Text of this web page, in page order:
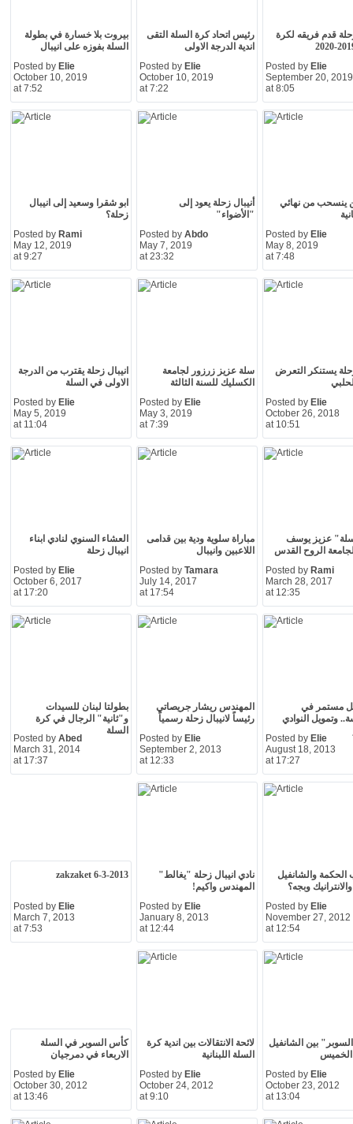
بيروت بلا خسارة في بطولة
السلة بفوزه على انيبال
Posted by Elie
October 10, 2019
at 7:52
رئيس اتحاد كرة السلة التقى
اندية الدرجة الاولى
Posted by Elie
October 10, 2019
at 7:22
قدم فريقه لكرة
Posted by Elie
September 20, 2019
at 8:05
ابو شقرا وسعيد إلى انيبال
زحلة؟
Posted by Rami
May 12, 2019
at 9:27
أنيبال زحلة يعود إلى
"الأضواء"
Posted by Abdo
May 7, 2019
at 23:32
ينسحب من نهائي
Posted by Elie
May 8, 2019
at 7:48
انيبال زحلة يقترب من الدرجة
الاولى في السلة
Posted by Elie
May 5, 2019
at 11:04
سلة عزيز زرزور لجامعة
الكسليك للسنة الثالثة
Posted by Elie
May 3, 2019
at 7:39
يستنكر التعرض
Posted by Elie
October 26, 2018
at 10:51
العشاء السنوي لنادي ابناء
انيبال زحلة
Posted by Elie
October 6, 2017
at 17:20
مباراة سلوية ودية بين قدامى
اللاعبين وانيبال
Posted by Tamara
July 14, 2017
at 17:54
عزيز يوسف
الروح القدس
Posted by Rami
March 28, 2017
at 12:35
بطولتا لبنان للسيدات
و"ثانية" الرجال في كرة
السلة
Posted by Abed
March 31, 2014
at 17:37
المهندس ريشار جريصاتي
رئيساً لانيبال زحلة رسمياً
Posted by Elie
September 2, 2013
at 12:33
مستمر في
وتمويل النوادي
Posted by Elie
August 18, 2013
at 17:27
zakzaket 6-3-2013
Posted by Elie
March 7, 2013
at 7:53
نادي انيبال زحلة "يغالط"
المهندس واكيم!
Posted by Elie
January 8, 2013
at 12:44
الحكمة والشانفيل
وبجه؟
Posted by Elie
November 27, 2012
at 12:54
كأس السوبر في السلة
الاربعاء في دمرجيان
Posted by Elie
October 30, 2012
at 13:46
لائحة الانتقالات بين اندية كرة
السلة اللبنانية
Posted by Elie
October 24, 2012
at 9:10
بين الشانفيل
الخميس
Posted by Elie
October 23, 2012
at 13:04